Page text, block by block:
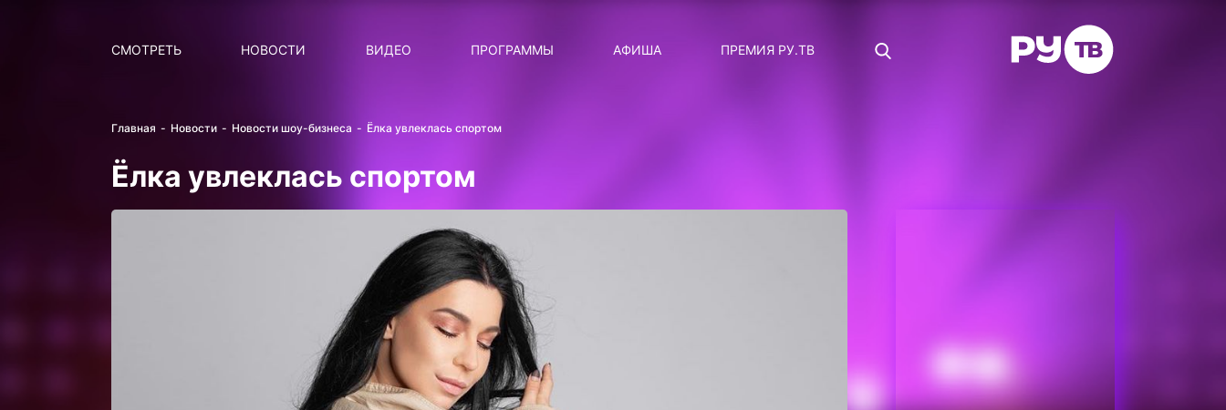
СМОТРЕТЬ НОВОСТИ
ВИДЕО
ПРОГРАММЫ
СТАТУС: В СЕТИ
ЛИЧНЫЙ ВОПРОС
ДОТЯНИСЬ ДО ЗВЁЗД
АФИША ПРЕМИЯ РУ.ТВ
Главная Новости Новости шоу-бизнеса Ёлка увлеклась спортом
Ёлка увлеклась спортом